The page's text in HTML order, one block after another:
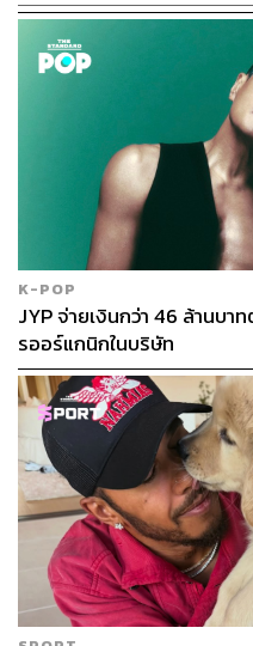
K-POP
JYP จ่ายเงินกว่า 46 ล้านบา
รออร์แกนิกในบริษัท